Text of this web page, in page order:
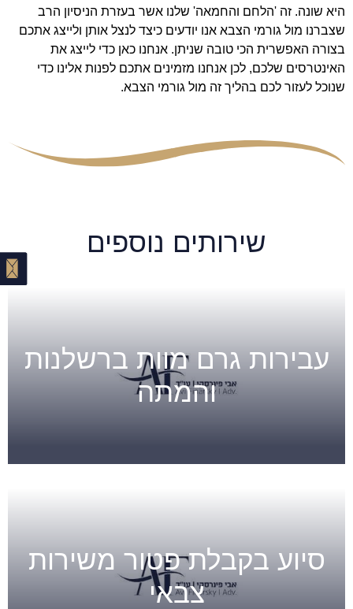
היא שונה. זה 'הלחם והחמאה' שלנו אשר בעזרת הניסיון הרב
שצברנו מול גורמי הצבא אנו יודעים כיצד לנצל אותן ולייצג אתכם
בצורה האפשרית הכי טובה שניתן. אנחנו כאן כדי לייצג את
האינטרסים שלכם, לכן אנחנו מזמינים אתכם לפנות אלינו כדי
שנוכל לעזור לכם בהליך זה מול גורמי הצבא.
שירותים נוספים
עבירות גרם מוות ברשלנות
והמתה
סיוע בקבלת פטור משירות
צבאי